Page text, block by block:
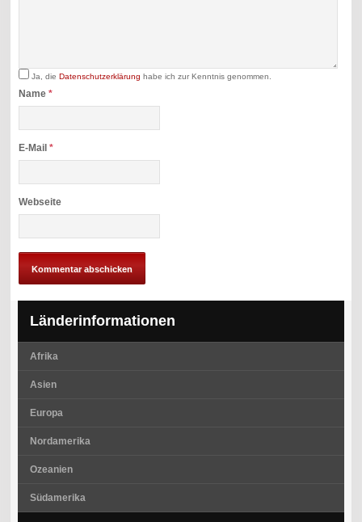
Ja, dieDatenschutzerklärung habe ich zur Kenntnis genommen.
Name*
E-Mail*
Webseite
Länderinformationen
Afrika
Asien
Europa
Nordamerika
Ozeanien
Südamerika